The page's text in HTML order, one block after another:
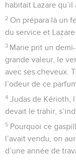
habitait Lazare qu’il
2 On prépara là un
du service et
3 Marie prit un
grande valeur, le
avec ses cheveux.
l’odeur de ce
4 Judas de Kérioth,
devait le trahir,
5 Pourquoi ce
l’avait vendu, on
d’une année de